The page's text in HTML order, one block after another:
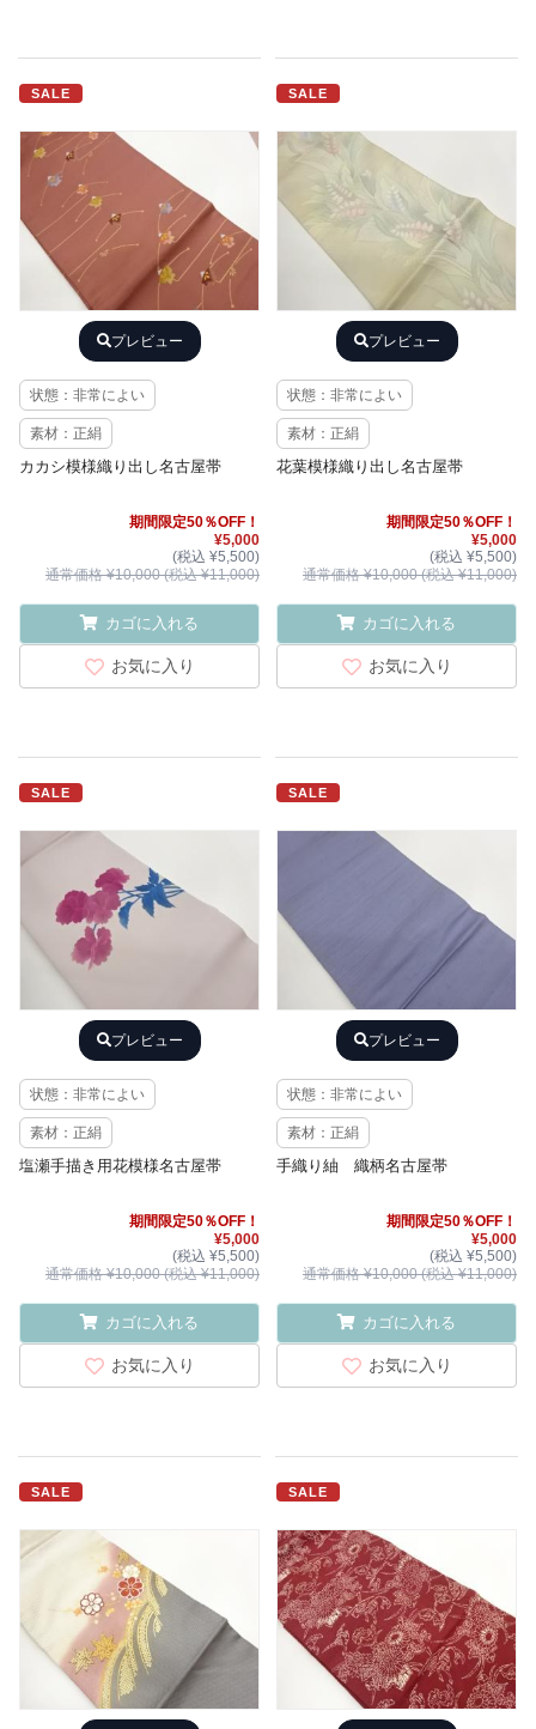
SALE
プレビュー
状態：非常によい
素材：正絹
カカシ模様織り出し名古屋帯
期間限定50％OFF！
¥5,000
(税込 ¥5,500)
通常価格 ¥10,000 (税込 ¥11,000)
カゴに入れる
お気に入り
SALE
プレビュー
状態：非常によい
素材：正絹
花葉模様織り出し名古屋帯
期間限定50％OFF！
¥5,000
(税込 ¥5,500)
通常価格 ¥10,000 (税込 ¥11,000)
カゴに入れる
お気に入り
SALE
プレビュー
状態：非常によい
素材：正絹
塩瀬手描き用花模様名古屋帯
期間限定50％OFF！
¥5,000
(税込 ¥5,500)
通常価格 ¥10,000 (税込 ¥11,000)
カゴに入れる
お気に入り
SALE
プレビュー
状態：非常によい
素材：正絹
手織り紬 織柄名古屋帯
期間限定50％OFF！
¥5,000
(税込 ¥5,500)
通常価格 ¥10,000 (税込 ¥11,000)
カゴに入れる
お気に入り
SALE SALE